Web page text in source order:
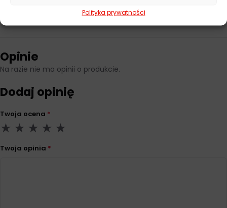
Polityka prywatności
400 ml
Opinie
Na razie nie ma opinii o produkcie.
Dodaj opinię
Twoja ocena *
Twoja opinia *